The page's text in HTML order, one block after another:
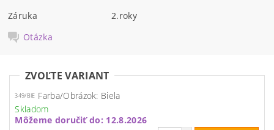
Záruka
2.roky
Otázka
ZVOĽTE VARIANT
349/BIE Farba/Obrázok: Biela
Skladom
Môžeme doručiť do: 12.8.2026